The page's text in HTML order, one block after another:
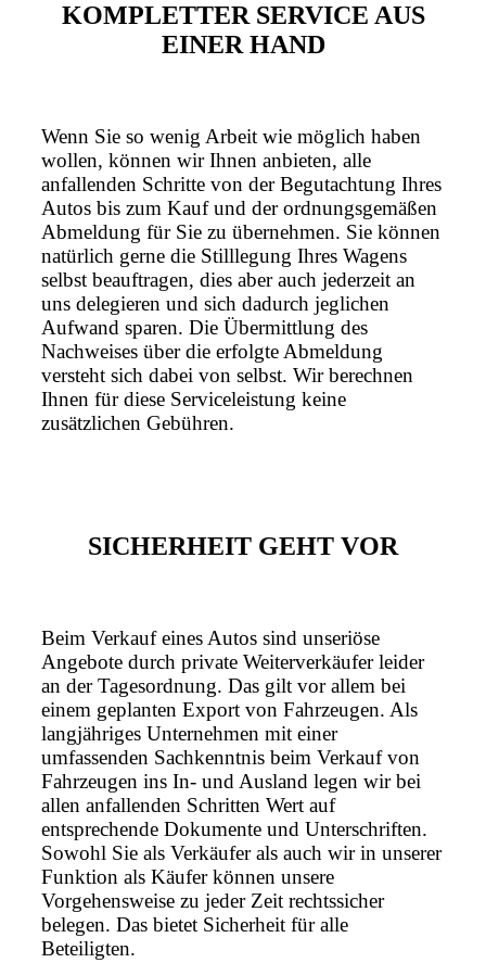
KOMPLETTER SERVICE AUS
EINER HAND
Wenn Sie so wenig Arbeit wie möglich haben
wollen, können wir Ihnen anbieten, alle
anfallenden Schritte von der Begutachtung Ihres
Autos bis zum Kauf und der ordnungsgemäßen
Abmeldung für Sie zu übernehmen. Sie können
natürlich gerne die Stilllegung Ihres Wagens
selbst beauftragen, dies aber auch jederzeit an
uns delegieren und sich dadurch jeglichen
Aufwand sparen. Die Übermittlung des
Nachweises über die erfolgte Abmeldung
versteht sich dabei von selbst. Wir berechnen
Ihnen für diese Serviceleistung keine
zusätzlichen Gebühren.
SICHERHEIT GEHT VOR
Beim Verkauf eines Autos sind unseriöse
Angebote durch private Weiterverkäufer leider
an der Tagesordnung. Das gilt vor allem bei
einem geplanten Export von Fahrzeugen. Als
langjähriges Unternehmen mit einer
umfassenden Sachkenntnis beim Verkauf von
Fahrzeugen ins In- und Ausland legen wir bei
allen anfallenden Schritten Wert auf
entsprechende Dokumente und Unterschriften.
Sowohl Sie als Verkäufer als auch wir in unserer
Funktion als Käufer können unsere
Vorgehensweise zu jeder Zeit rechtssicher
belegen. Das bietet Sicherheit für alle
Beteiligten.